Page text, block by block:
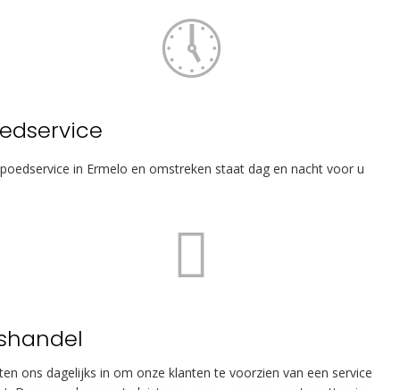
in Ermelo en omstreken staat dag en nacht voor u
ons dagelijks in om onze klanten te voorzien van een service